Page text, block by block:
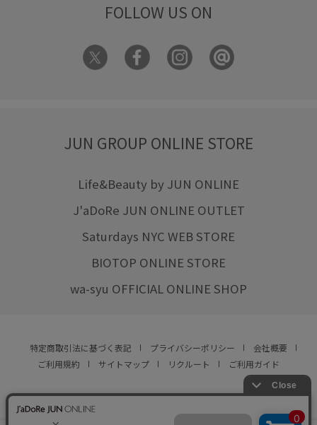
FOLLOW US ON
JUN GROUP ONLINE STORE
Life&Beauty by JUN ONLINE
J'aDoRe JUN ONLINE OUTLET
Saturdays NYC WEB STORE
BIOTOP ONLINE STORE
wa-syu OFFICIAL ONLINE SHOP
特定商取引法に基づく表記 プライバシーポリシー
会社概要
ご利用規約
サイトマップ リクルート ご利用ガイド